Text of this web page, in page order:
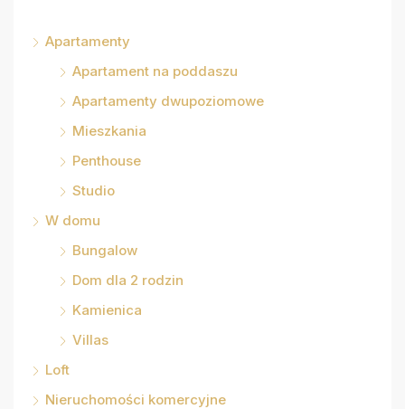
Apartamenty
Apartament na poddaszu
Apartamenty dwupoziomowe
Mieszkania
Penthouse
Studio
W domu
Bungalow
Dom dla 2 rodzin
Kamienica
Villas
Loft
Nieruchomości komercyjne